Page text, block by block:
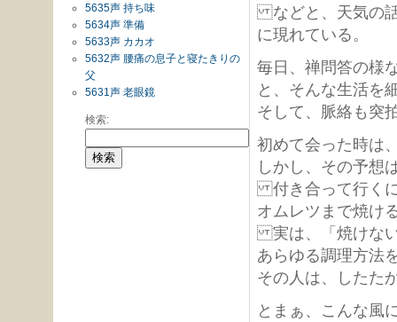
5635声 持ち味
5634声 準備
5633声 カカオ
5632声 腰痛の息子と寝たきりの
父
5631声 老眼鏡
検索:
などと、天気の話
に現れている。
毎日、禅問答の様
と、そんな生活を
そして、脈絡も突
初めて会った時は
しかし、その予想
付き合って行くに
オムレツまで焼け
実は、「焼けない
あらゆる調理方法
その人は、したた
とまぁ、こんな風